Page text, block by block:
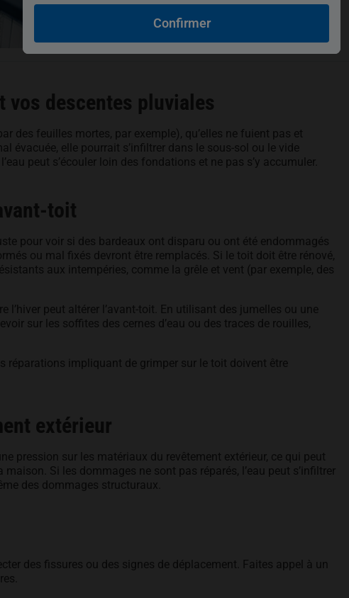
Confirmer
vos descentes pluviales
des feuilles mortes, par exemple), qu’elles ne fuient pas et
évacuée, elle pourrait s’infiltrer dans le sous-sol ou le vide
peut s’écouler loin des fondations et ne pas s’y accumuler.
toit
pour voir si des bardeaux ont disparu ou ont été endommagés
ou mal fixés devront être remplacés. Si le toit doit être rénové,
aux intempéries, comme la grêle et vent (par exemple, des
l’hiver peut altérer l’avant-toit. En utilisant des jumelles ou une
sur les soffites des cernes d’eau ou des traces de rouilles,
réparations impliquant de grimper sur le toit doivent être
extérieur
pression sur les matériaux du revêtement extérieur, ce qui peut
Si les dommages ne sont pas réparés, l’eau peut s’infiltrer
des dommages structuraux.
des fissures ou des signes de déplacement. Faites appel à un